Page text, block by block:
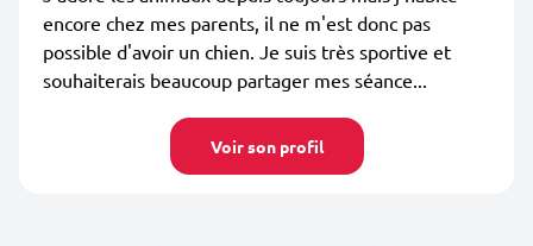
encore chez mes parents, il ne m'est donc pas
possible d'avoir un chien. Je suis très sportive et
souhaiterais beaucoup partager mes séance...
Voir son profil